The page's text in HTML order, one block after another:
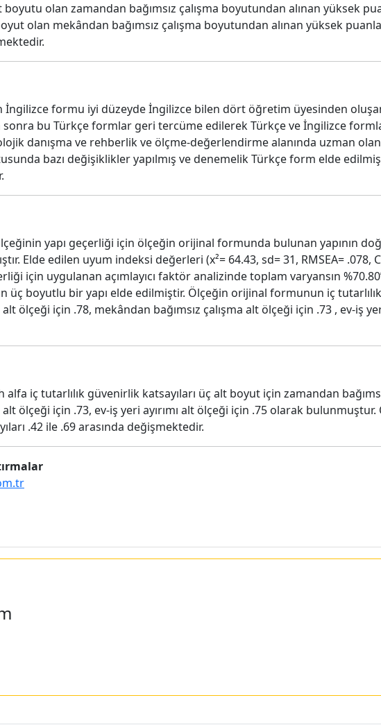
olan zamandan bağımsız çalışma boyutundan alınan yüksek
olan mekândan bağımsız çalışma boyutundan alınan yüksek
İngilizce formu iyi düzeyde İngilizce bilen dört öğretim üyesinden
sonra bu Türkçe formlar geri tercüme edilerek Türkçe ve İngilizce
danışma ve rehberlik ve ölçme-değerlendirme alanında uzman
bazı değişiklikler yapılmış ve denemelik Türkçe form elde
yapı geçerliği için ölçeğin orijinal formunda bulunan yapının
Elde edilen uyum indeksi değerleri (x²= 64.43, sd= 31, RMSEA= .078,
için uygulanan açımlayıcı faktör analizinde toplam varyansın
üç boyutlu bir yapı elde edilmiştir. Ölçeğin orijinal formunun iç
alt ölçeği için .78, mekândan bağımsız çalışma alt ölçeği için .73 , ev-iş
alfa iç tutarlılık güvenirlik katsayıları üç alt boyut için zamandan
alt ölçeği için .73, ev-iş yeri ayırımı alt ölçeği için .75 olarak
.42 ile .69 arasında değişmektedir.